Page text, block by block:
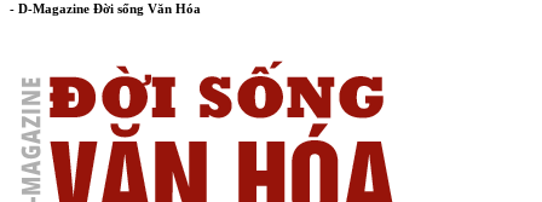
- D-Magazine Đời sống Văn Hóa